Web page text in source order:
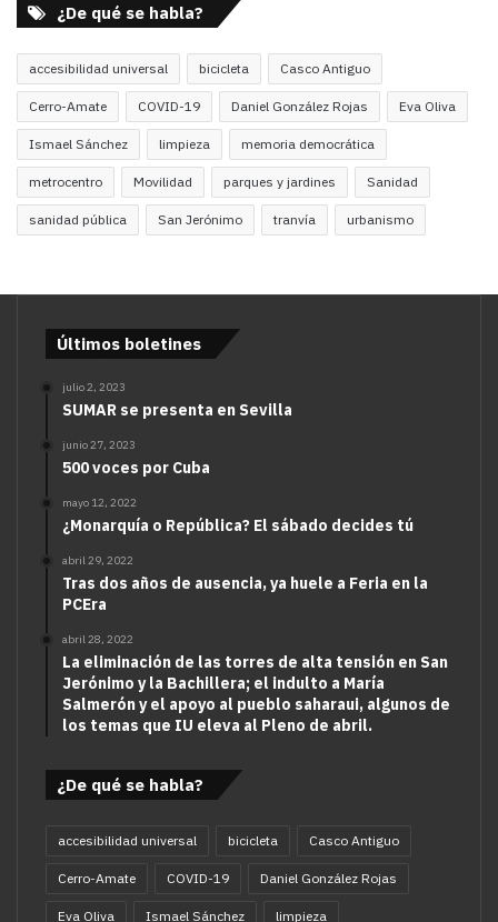
¿De qué se habla?
accesibilidad universal bicicleta Casco Antiguo
Cerro-Amate COVID-19 Daniel González Rojas Eva Oliva
Ismael Sánchez limpieza memoria democrática
metrocentro Movilidad parques y jardines Sanidad
sanidad pública San Jerónimo tranvía urbanismo
Últimos boletines
julio 2, 2023
SUMAR se presenta en Sevilla
junio 27, 2023
500 voces por Cuba
mayo 12, 2022
¿Monarquía o República? El sábado decides tú
abril 29, 2022
Tras dos años de ausencia, ya huele a Feria en la
PCEra
abril 28, 2022
La eliminación de las torres de alta tensión en San
Jerónimo y la Bachillera; el indulto a María
Salmerón y el apoyo al pueblo saharaui, algunos de
los temas que IU eleva al Pleno de abril.
¿De qué se habla?
accesibilidad universal bicicleta Casco Antiguo
Cerro-Amate COVID-19 Daniel González Rojas
Eva Oliva Ismael Sánchez limpieza